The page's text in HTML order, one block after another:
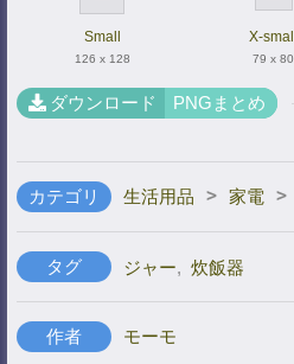
Small
126 x 128
X-small
79 x 80
ダウンロード PNGまとめ
カテゴリ 生活用品 > 家電 >
タグ ジャー, 炊飯器
作者 モーモ